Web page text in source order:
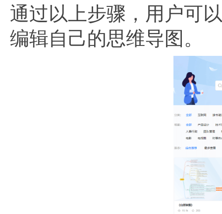
通过以上步骤，用户可
编辑自己的思维导图。